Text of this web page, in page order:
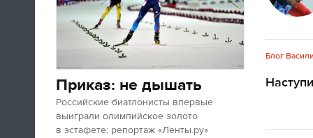
Приказ: не дышать
Российские биатлонисты впервые
выиграли олимпийское золото
в эстафете: репортаж «Ленты.ру»
Блог